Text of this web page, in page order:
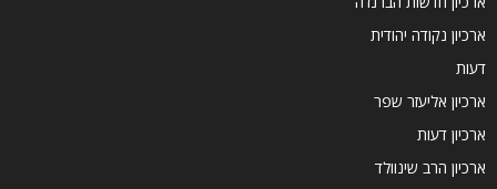
ארכיון נקודה יהודית
דעות
ארכיון אליעזר שפר
ארכיון דעות
ארכיון הרב שינוולד